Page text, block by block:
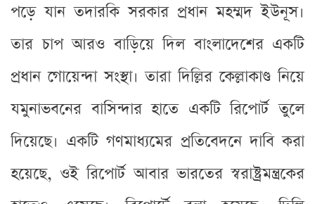
পড়ে যান তদারকি সরকার প্রধান মহম্মদ ইউনূস।
তার চাপ আরও বাড়িয়ে দিল বাংলাদেশের একটি
প্রধান গোয়েন্দা সংস্থা। তারা দিল্লির কেল্লাকাণ্ড নিয়ে
যমুনাভবনের বাসিন্দার হাতে একটি রিপোর্ট তুলে
দিয়েছে। একটি গণমাধ্যমের প্রতিবেদনে দাবি করা
হয়েছে, ওই রিপোর্ট আবার ভারতের স্বরাষ্ট্রমন্ত্রকের